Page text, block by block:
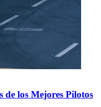
de los Mejores Pilotos